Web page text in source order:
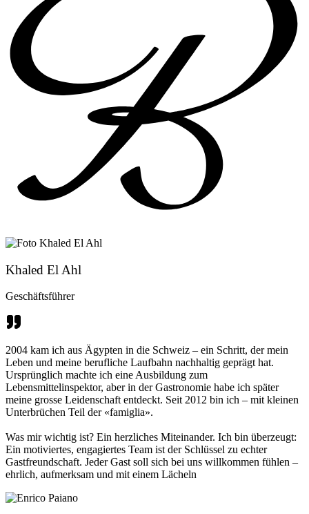
Khaled El Ahl
Geschäftsführer
2004 kam ich aus Ägypten in die Schweiz – ein Schritt, der mein
Leben und meine berufliche Laufbahn nachhaltig geprägt hat.
Ursprünglich machte ich eine Ausbildung zum
Lebensmittelinspektor, aber in der Gastronomie habe ich später
meine grosse Leidenschaft entdeckt. Seit 2012 bin ich – mit kleinen
Unterbrüchen Teil der «famiglia».
Was mir wichtig ist? Ein herzliches Miteinander. Ich bin überzeugt:
Ein motiviertes, engagiertes Team ist der Schlüssel zu echter
Gastfreundschaft. Jeder Gast soll sich bei uns willkommen fühlen –
ehrlich, aufmerksam und mit einem Lächeln